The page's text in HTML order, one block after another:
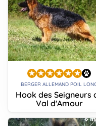
BERGER ALLEMAND POIL
Hook des Seigneurs
Val d'Amour